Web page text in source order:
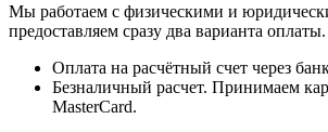
Мы работаем с физическими и
предоставляем сразу два варианта оплаты.
Оплата на расчётный счет через
Безналичный расчет. Принимаем
MasterCard.